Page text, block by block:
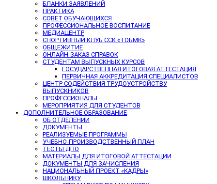
БЛАНКИ ЗАЯВЛЕНИЙ
ПРАКТИКА
СОВЕТ ОБУЧАЮЩИХСЯ
ПРОФЕССИОНАЛЬНОЕ ВОСПИТАНИЕ
МЕДИАЦЕНТР
СПОРТИВНЫЙ КЛУБ ССК «ТОБМК»
ОБЩЕЖИТИЕ
ОНЛАЙН-ЗАКАЗ СПРАВОК
СТУДЕНТАМ ВЫПУСКНЫХ КУРСОВ
ГОСУДАРСТВЕННАЯ ИТОГОВАЯ АТТЕСТАЦИЯ
ПЕРВИЧНАЯ АККРЕДИТАЦИЯ СПЕЦИАЛИСТОВ
ЦЕНТР СОДЕЙСТВИЯ ТРУДОУСТРОЙСТВУ
ВЫПУСКНИКОВ
ПРОФЕССИОНАЛЫ
МЕРОПРИЯТИЯ ДЛЯ СТУДЕНТОВ
ДОПОЛНИТЕЛЬНОЕ ОБРАЗОВАНИЕ
ОБ ОТДЕЛЕНИИ
ДОКУМЕНТЫ
РЕАЛИЗУЕМЫЕ ПРОГРАММЫ
УЧЕБНО-ПРОИЗВОДСТВЕННЫЙ ПЛАН
ТЕСТЫ ДПО
МАТЕРИАЛЫ ДЛЯ ИТОГОВОЙ АТТЕСТАЦИИ
ДОКУМЕНТЫ ДЛЯ ЗАЧИСЛЕНИЯ
НАЦИОНАЛЬНЫЙ ПРОЕКТ «КАДРЫ»
ШКОЛЬНИКУ